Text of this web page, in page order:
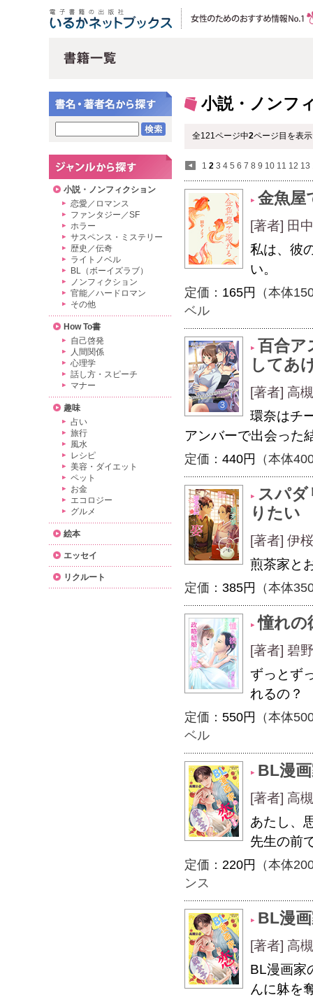
小説・ノンフ
全121ページ中2ページ目を表
1 2 3 4 5 6 7 8 9 10 11 12 13
金魚屋
[著者] 田
私は、彼
い。
定価： 165円
（本体
ベル
百合ア
してあ
[著者] 高
環奈はチ
アンバーで出会った
定価： 440円 （本体
スパダ
りたい
[著者] 伊
煎茶家と
定価： 385円 （本体
憧れの
[著者] 碧
ずっとず
れるの？
定価： 550円
（本体
ベル
BL漫
[著者] 高
あたし、
先生の前
定価： 220円
（本体
ンス
BL漫
[著者] 高
BL漫画家
んに躰を
小説・ノンフィクション
恋愛／ロマンス
ファンタジー／SF
ホラー
サスペンス・ミステリー
歴史／伝奇
ライトノベル
BL（ボーイズラブ）
ノンフィクション
官能／ハードロマン
その他
How To書
自己啓発
人間関係
心理学
話し方・スピーチ
マナー
趣味
占い
旅行
風水
レシピ
美容・ダイエット
ペット
お金
エコロジー
グルメ
絵本
エッセイ
リクルート